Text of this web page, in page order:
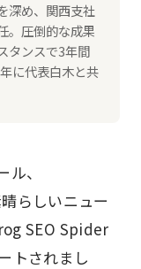
深め、関西支社
。圧倒的な成果
タンスで3年間
に代表白木と共
、
らしいニュー
SEO Spider
トされまし